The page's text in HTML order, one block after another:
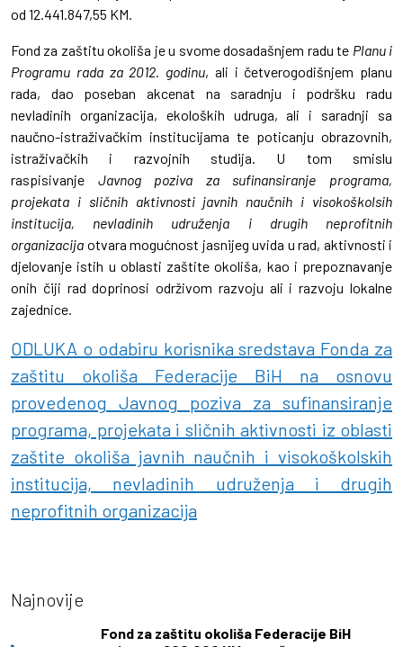
od 12.441.847,55 KM.
Fond za zaštitu okoliša je u svome dosadašnjem radu te Planu i
Programu rada za 2012. godinu, ali i četverogodišnjem planu
rada, dao poseban akcenat na saradnju i podršku radu
nevladinih organizacija, ekoloških udruga, ali i saradnji sa
naučno-istraživačkim institucijama te poticanju obrazovnih,
istraživačkih i razvojnih studija. U tom smislu
raspisivanje Javnog poziva za sufinansiranje programa,
projekata i sličnih aktivnosti javnih naučnih i visokoškolsih
institucija, nevladinih udruženja i drugih neprofitnih
organizacija otvara mogućnost jasnijeg uvida u rad, aktivnosti i
djelovanje istih u oblasti zaštite okoliša, kao i prepoznavanje
onih čiji rad doprinosi održivom razvoju ali i razvoju lokalne
zajednice.
ODLUKA o odabiru korisnika sredstava Fonda za
zaštitu okoliša Federacije BiH na osnovu
provedenog Javnog poziva za sufinansiranje
programa, projekata i sličnih aktivnosti iz oblasti
zaštite okoliša javnih naučnih i visokoškolskih
institucija, nevladinih udruženja i drugih
neprofitnih organizacija
Najnovije
Fond za zaštitu okoliša Federacije BiH